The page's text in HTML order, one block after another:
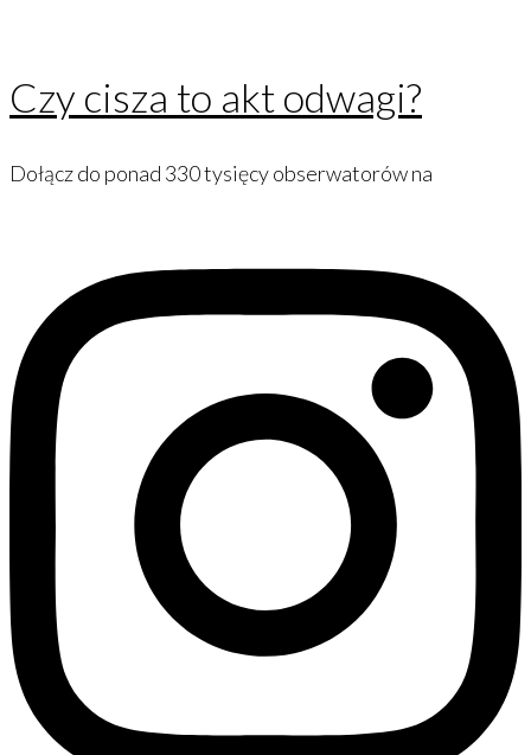
Czy cisza to akt odwagi?
Dołącz do ponad 330 tysięcy obserwatorów na